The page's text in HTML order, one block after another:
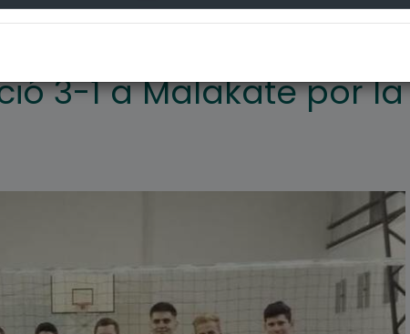
3-1 a Malakate por la